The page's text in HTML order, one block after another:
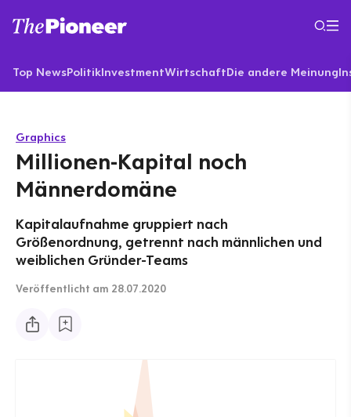
Top NewsPolitikInvestmentWirtschaftDie andere Meinung
Graphics
Millionen-Kapital noch
Männerdomäne
Kapitalaufnahme gruppiert nach
Größenordnung, getrennt nach männlichen und
weiblichen Gründer-Teams
Veröffentlicht am 28.07.2020